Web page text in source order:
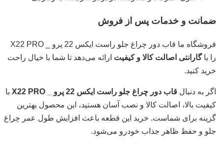
ضمانت و خدمات پس از فروش
فروشگاه ما قاب دور چراغ جلو راست ایکس 22 پرو _ X22 PRO
را باگارانتی اصالت کالا و کیفیت ارائه می‌دهد تا شما با خیال راحت
خرید کنید.
اگر به دنبال قاب دور چراغ جلو راست ایکس 22 پرو _ X22 PRO
با
کیفیت بالا، اصالت کالا و نصب آسان هستید، این محصول بهترین
گزینه برای شماست. خرید این قطعه باعث افزایش طول عمر چراغ
جلو و حفظ ظاهر جذاب خودرو می‌شود.